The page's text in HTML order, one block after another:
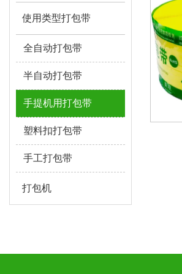
使用类型打包带
全自动打包带
半自动打包带
手提机用打包带
塑料扣打包带
手工打包带
打包机